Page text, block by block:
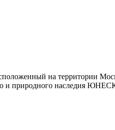
на территории
и природного наследия